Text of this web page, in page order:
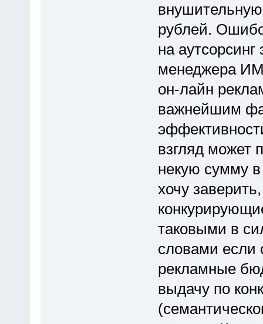
рублей.
на
менеджера
он-лайн
важнейшим
взгляд может
некую сумму
хочу
таковыми в
словами если
рекламные
выдачу по